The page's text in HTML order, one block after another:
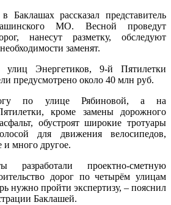
рассказал представитель
МО. Весной проведут
нанесут разметку, обследуют
заменят.
улиц Энергетиков, 9-й Пятилетки
предусмотрено около 40 млн руб.
по улице Рябиновой, а на
кроме замены дорожного
обустроят широкие тротуары
для движения велосипедов,
и много другое.
проектно-сметную
дорог по четырём улицам
нужно пройти экспертизу, – пояснил
Баклашей.